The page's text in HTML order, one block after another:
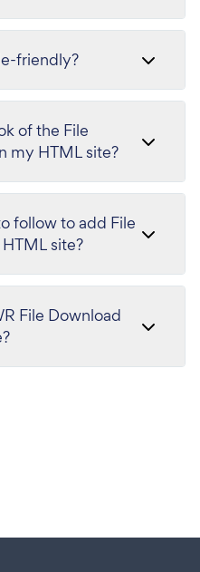
friendly?
of the File
my HTML site?
follow to add File
site?
File Download